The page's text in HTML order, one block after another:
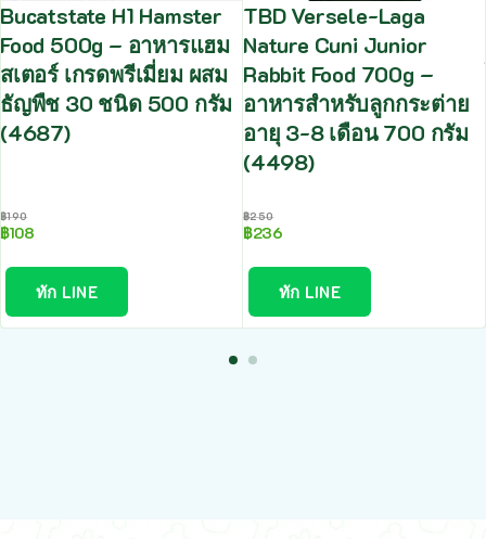
Bucatstate H1 Hamster
Food 500g – อาหารแฮม
สเตอร์ เกรดพรีเมี่ยม ผสม
ธัญพืช 30 ชนิด 500 กรัม
(4687)
฿190
฿108
ทัก LINE
TBD Versele-Laga
Nature Cuni Junior
Rabbit Food 700g –
อาหารสำหรับลูกกระต่าย
อายุ 3-8 เดือน 700 กรัม
(4498)
฿250
฿236
ทัก LINE